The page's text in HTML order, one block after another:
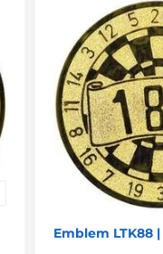
Emblem LTK88